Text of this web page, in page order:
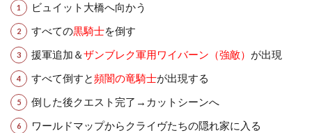
ビュイット大橋へ向かう
すべての黒騎士を倒す
援軍追加＆ザンブレク軍用ワイバーン（強敵） が出現
すべて倒すと頻闇の竜騎士が出現する
倒した後クエスト完了→カットシーンへ
ワールドマップからクライヴたちの隠れ家に入る